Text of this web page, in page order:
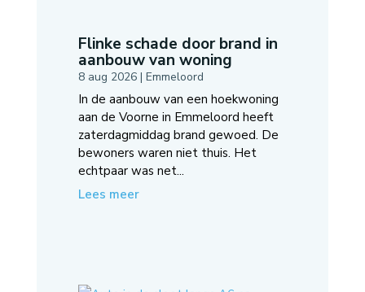
Flinke schade door brand in
aanbouw van woning
8 aug 2026| Emmeloord
In de aanbouw van een hoekwoning
aan de Voorne in Emmeloord heeft
zaterdagmiddag brand gewoed. De
bewoners waren niet thuis. Het
echtpaar was net...
Lees meer